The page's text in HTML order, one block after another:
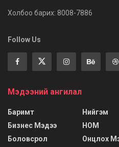
Холбоо барих: 8008-7886
Follow Us
Мэдээний ангилал
Баримт
Бизнес Мэдээ
Боловсрол
Нийгэм
НОМ
Онцлох